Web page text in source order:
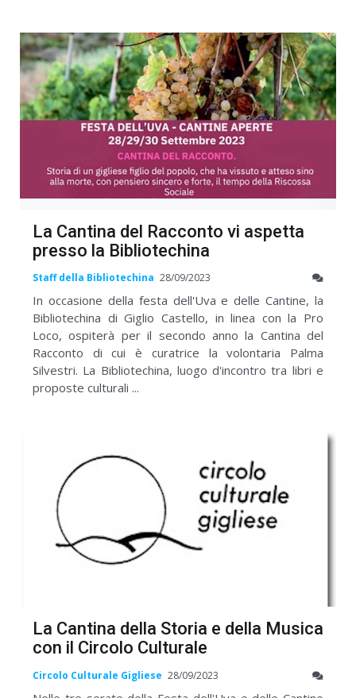
La Cantina del Racconto vi aspetta
presso la Bibliotechina
Staff della Bibliotechina 28/09/2023
In occasione della festa dell'Uva e delle Cantine, la
Bibliotechina di Giglio Castello, in linea con la Pro
Loco, ospiterà per il secondo anno la Cantina del
Racconto di cui è curatrice la volontaria Palma
Silvestri. La Bibliotechina, luogo d'incontro tra libri e
proposte culturali ...
La Cantina della Storia e della Musica
con il Circolo Culturale
Circolo Culturale Gigliese 28/09/2023